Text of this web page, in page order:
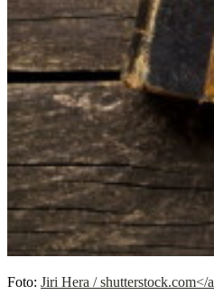
Foto: Jiri Hera / shutterstock.com</a